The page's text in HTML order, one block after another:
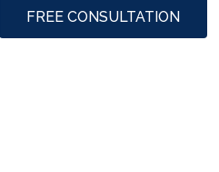
FREE CONSULTATION